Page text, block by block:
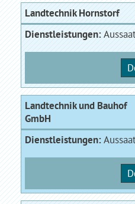
Landtechnik Hornstorf
Dienstleistungen:
Landtechnik und Bauhof
GmbH
Dienstleistungen: